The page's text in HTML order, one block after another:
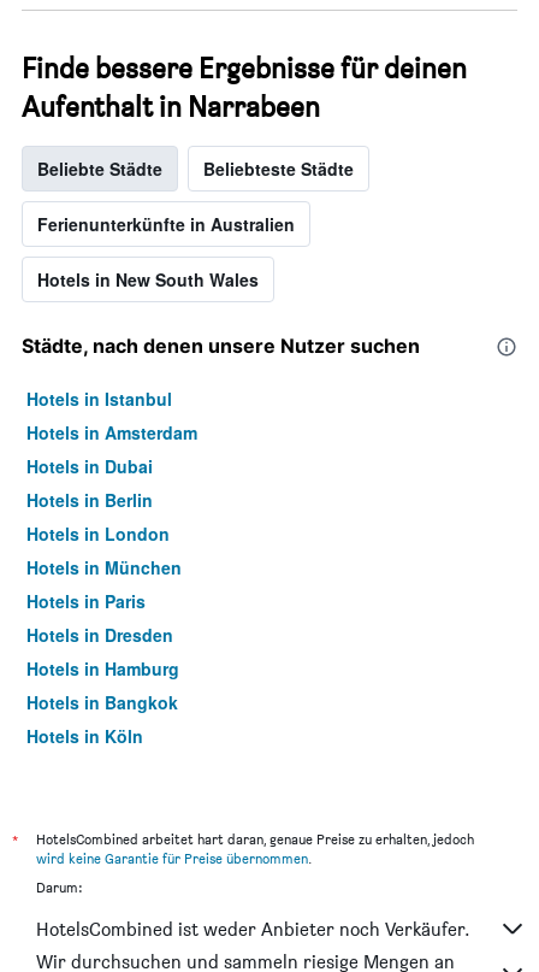
Finde bessere Ergebnisse für deinen
Aufenthalt in Narrabeen
Beliebte Städte Beliebteste Städte
Ferienunterkünfte in Australien
Hotels in New South Wales
Städte, nach denen unsere Nutzer suchen
Hotels in Istanbul
Hotels in Amsterdam
Hotels in Dubai
Hotels in Berlin
Hotels in London
Hotels in München
Hotels in Paris
Hotels in Dresden
Hotels in Hamburg
Hotels in Bangkok
Hotels in Köln
*
HotelsCombined arbeitet hart daran, genaue Preise zu erhalten, jedoch
wird keine Garantie für Preise übernommen.
Darum:
HotelsCombined ist weder Anbieter noch Verkäufer.
Wir durchsuchen und sammeln riesige Mengen an